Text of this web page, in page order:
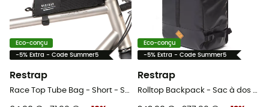
Eco-conçu
-5% Extra - Code Summer5
Restrap
Race Top Tube Bag - Short - Sacoche de cadre vélo
Eco-conçu
-5% Extra - Code Summer5
Restrap
Rolltop Backpack - Sac à dos vélo